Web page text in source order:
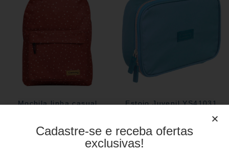
Mochila linha casual
Estojo Juvenil YS41031
Cadastre-se e receba ofertas
exclusivas!